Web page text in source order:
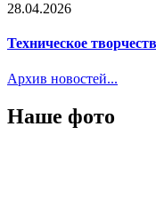
28.04.2026
Техническое
Архив новостей...
Наше фото